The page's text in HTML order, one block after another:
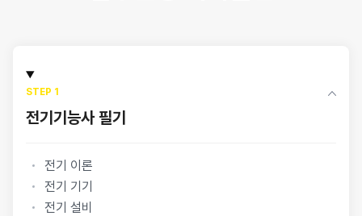
STEP 1
전기기능사 필기
전기 이론
전기 기기
전기 설비